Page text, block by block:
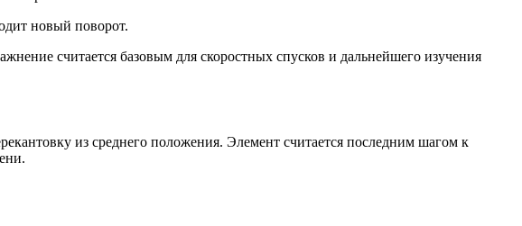
новый поворот.
считается базовым для скоростных спусков и дальнейшего изучения
из среднего положения. Элемент считается последним шагом к